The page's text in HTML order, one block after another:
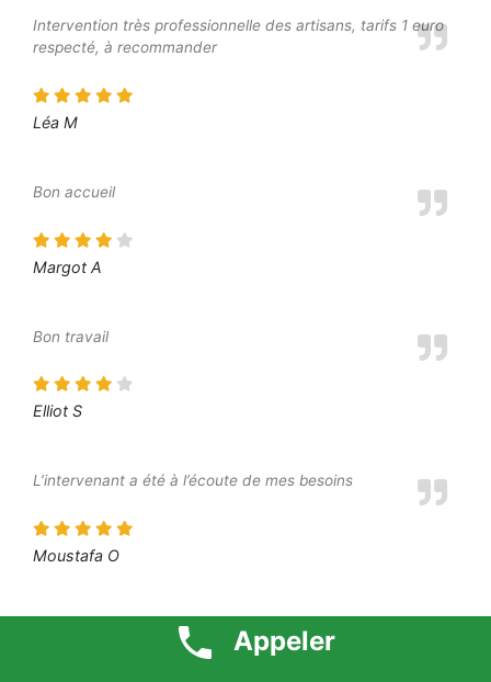
Intervention très professionnelle des artisans, tarifs 1 euro
respecté, à recommander
Léa M
Bon accueil
Margot A
Bon travail
Elliot S
L’intervenant a été à l’écoute de mes besoins
Moustafa O
Je suis très content du résultat finalAppeler